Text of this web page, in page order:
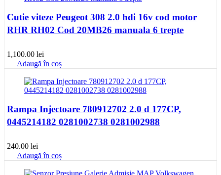
Cutie viteze Peugeot 308 2.0 hdi 16v cod motor
RHR RH02 Cod 20MB26 manuala 6 trepte
1,100.00 lei
Adaugă în coș
Rampa Injectoare 780912702 2.0 d 177CP,
0445214182 0281002738 0281002988
240.00 lei
Adaugă în coș